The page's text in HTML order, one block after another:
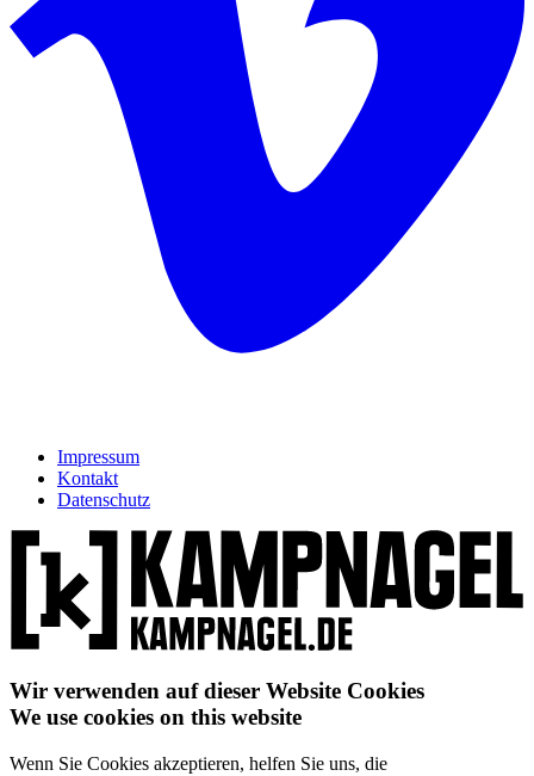
Impressum
Kontakt
Datenschutz
Wir verwenden auf dieser Website Cookies
We use cookies on this website
Wenn Sie Cookies akzeptieren, helfen Sie uns, die